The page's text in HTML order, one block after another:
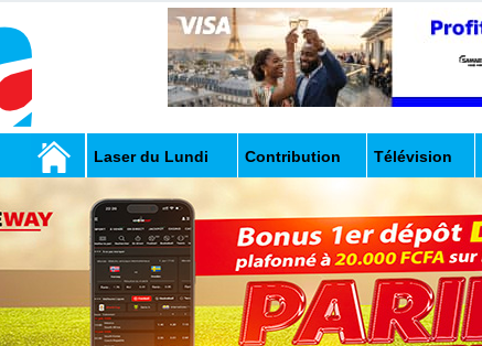
Laser du Lundi Contribution Télévision